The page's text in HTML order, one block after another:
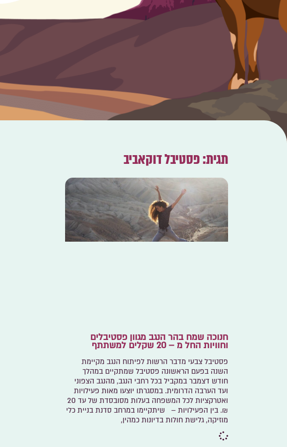
תגית: פסטיבל דוקאביב
חנוכה שמח בהר הנגב מגוון פסטיבלים
וחוויות החל מ – 20 שקלים למשתתף
פסטיבל צבעי מדבר הרשות לפיתוח הנגב מקיימת
השנה בפעם הראשונה פסטיבל שמתקיים במהלך
חודש דצמבר במקביל בכל רחבי הנגב, מהנגב הצפוני
ועד הערבה הדרומית. במסגרתו יוצעו מאות פעילויות
ואטרקציות לכל המשפחה בעלות מסובסדת של עד 20
₪. בין הפעילויות – שיתקיימו במרחב סדנת בניית כלי
מוזיקה, גלישת חולות בדיונות כמהין,